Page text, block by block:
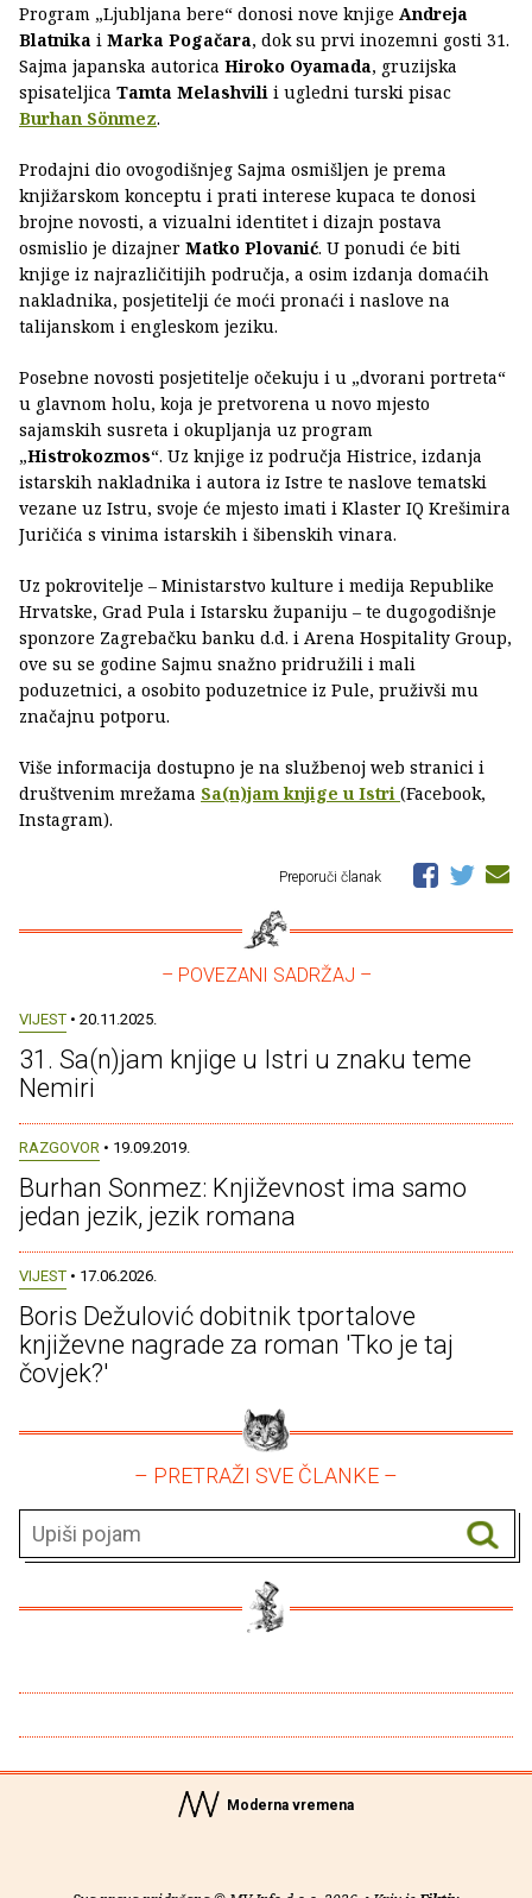
Program „Ljubljana bere“ donosi nove knjige Andreja
Blatnika i Marka Pogačara, dok su prvi inozemni gosti 31.
Sajma japanska autorica Hiroko Oyamada, gruzijska
spisateljica Tamta Melashvili i ugledni turski pisac
Burhan Sönmez.
Prodajni dio ovogodišnjeg Sajma osmišljen je prema
knjižarskom konceptu i prati interese kupaca te donosi
brojne novosti, a vizualni identitet i dizajn postava
osmislio je dizajner Matko Plovanić. U ponudi će biti
knjige iz najrazličitijih područja, a osim izdanja domaćih
nakladnika, posjetitelji će moći pronaći i naslove na
talijanskom i engleskom jeziku.
Posebne novosti posjetitelje očekuju i u „dvorani portreta“
u glavnom holu, koja je pretvorena u novo mjesto
sajamskih susreta i okupljanja uz program
„Histrokozmos“. Uz knjige iz područja Histrice, izdanja
istarskih nakladnika i autora iz Istre te naslove tematski
vezane uz Istru, svoje će mjesto imati i Klaster IQ Krešimira
Juričića s vinima istarskih i šibenskih vinara.
Uz pokrovitelje – Ministarstvo kulture i medija Republike
Hrvatske, Grad Pula i Istarsku županiju – te dugogodišnje
sponzore Zagrebačku banku d.d. i Arena Hospitality Group,
ove su se godine Sajmu snažno pridružili i mali
poduzetnici, a osobito poduzetnice iz Pule, pruživši mu
značajnu potporu.
Više informacija dostupno je na službenoj web stranici i
društvenim mrežama Sa(n)jam knjige u Istri (Facebook,
Instagram).
Preporuči članak
– POVEZANI SADRŽAJ –
VIJEST • 20.11.2025.
31. Sa(n)jam knjige u Istri u znaku teme
Nemiri
RAZGOVOR • 19.09.2019.
Burhan Sonmez: Književnost ima samo
jedan jezik, jezik romana
VIJEST • 17.06.2026.
Boris Dežulović dobitnik tportalove
književne nagrade za roman 'Tko je taj
čovjek?'
– PRETRAŽI SVE ČLANKE –
Moderna vremena